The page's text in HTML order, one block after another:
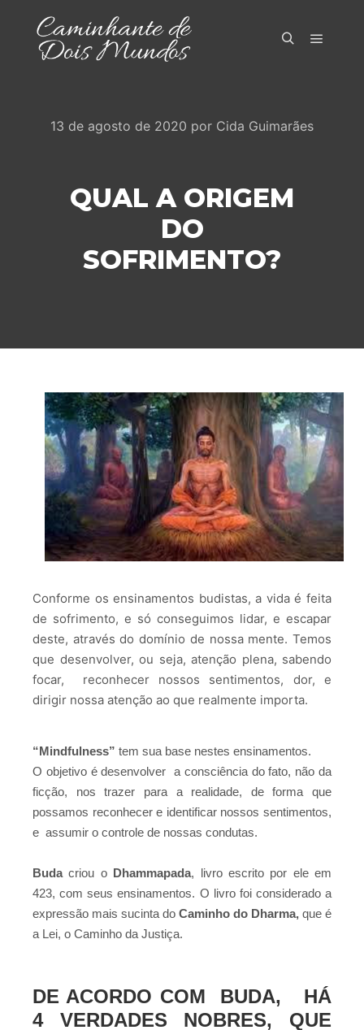
13 de agosto de 2020 por Cida Guimarães
QUAL A ORIGEM
DO
SOFRIMENTO?
Conforme os ensinamentos budistas, a vida é feita
de sofrimento, e só conseguimos lidar, e escapar
deste, através do domínio de nossa mente. Temos
que desenvolver, ou seja, atenção plena, sabendo
focar, reconhecer nossos sentimentos, dor, e
dirigir nossa atenção ao que realmente importa.
“Mindfulness” tem sua base nestes ensinamentos.
O objetivo é desenvolver a consciência do fato, não da
ficção, nos trazer para a realidade, de forma que
possamos reconhecer e identificar nossos sentimentos,
e assumir o controle de nossas condutas.
Budacriou o Dhammapada, livro escrito por ele em
423, com seus ensinamentos. O livro foi considerado a
expressão mais sucinta do Caminho do Dharma, que é
a Lei, o Caminho da Justiça.
DE ACORDO COM BUDA, HÁ
4 VERDADES NOBRES, QUE